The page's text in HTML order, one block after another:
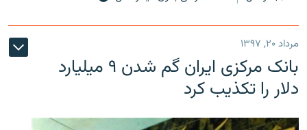
مرداد ۲۰, ۱۳۹۷
بانک مرکزی ایران گم شدن ۹ میلیارد
دلار را تکذیب کرد